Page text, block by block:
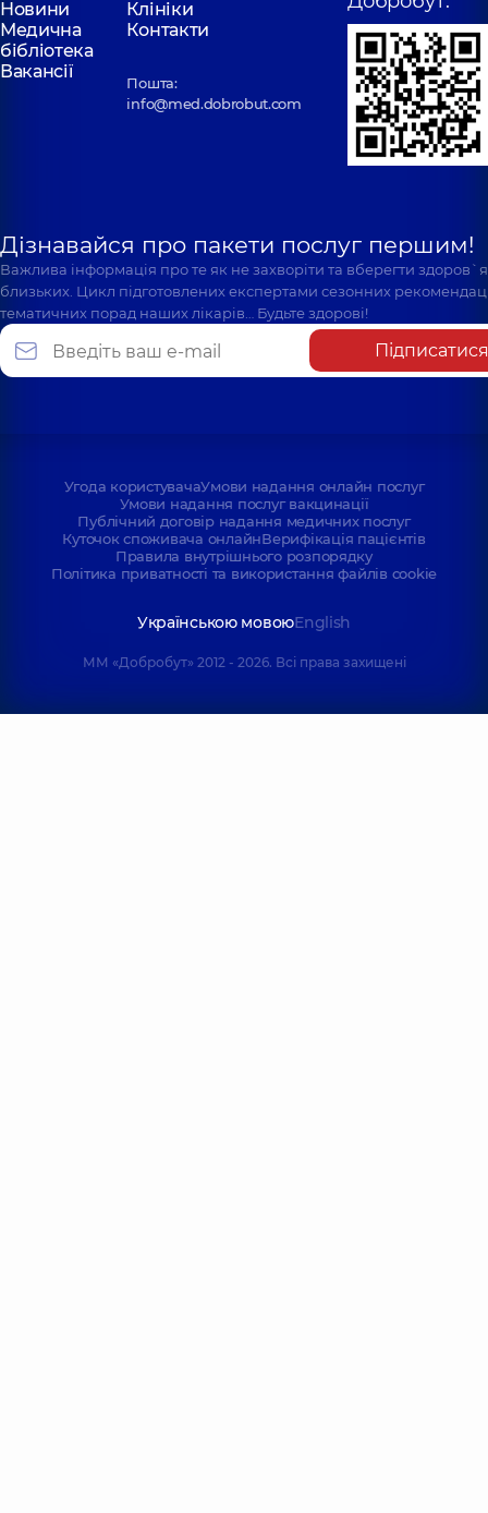
Новини
Клініки
Медична
бібліотека
Контакти
Вакансії
Пошта:
info@med.dobrobut.com
Дізнавайся про пакети послуг першим!
Важлива інформація про те як не захворіти та вберегти
близьких. Цикл підготовлених експертами сезонних
тематичних порад наших лікарів… Будьте здорові!
Підписатися
Угода користувачаУмови надання онлайн послуг
Умови надання послуг вакцинації
Публічний договір надання медичних послуг
Куточок споживача онлайнВерифікація пацієнтів
Правила внутрішнього розпорядку
Політика приватності та використання файлів cookie
Українською мовоюEnglish
ММ «Добробут» 2012 - 2026. Всі права захищені